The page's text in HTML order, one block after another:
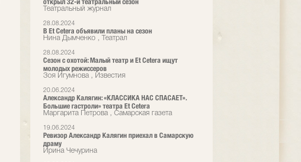
Театральный журнал
28.08.2024
В Et Cetera объявили планы на сезон
Нина Дымченко , Театрал
28.08.2024
Сезон с охотой: Малый театр и Et Cetera ищут
молодых режиссеров
Зоя Игумнова , Известия
20.06.2024
Александр Калягин: «КЛАССИКА НАС СПАСАЕТ».
Большие гастроли» театра Et Cetera
Маргарита Петрова , Самарская газета
19.06.2024
Ревизор Александр Калягин приехал в Самарскую
драму
Ирина Чечурина